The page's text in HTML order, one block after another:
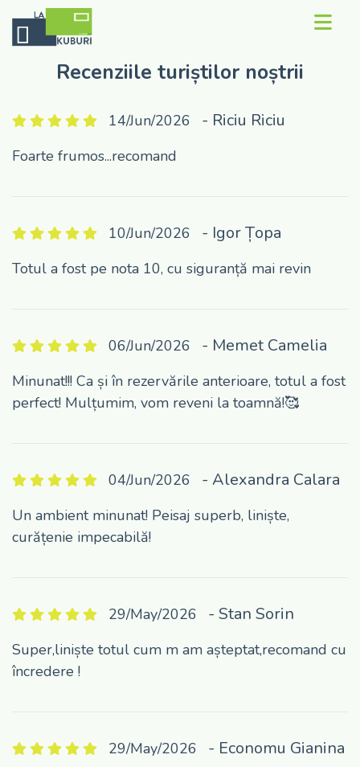
Contact
Concept
Rezerva Kub
Galerie
Despre noi
Recenziile turiștilor noștrii
14/Jun/2026 - Riciu Riciu
Foarte frumos...recomand
10/Jun/2026 - Igor Țopa
Totul a fost pe nota 10, cu siguranță mai revin
06/Jun/2026 - Memet Camelia
Minunat!!! Ca și în rezervările anterioare, totul a fost
perfect! Mulțumim, vom reveni la toamnă!🥰
04/Jun/2026 - Alexandra Calara
Un ambient minunat! Peisaj superb, liniște,
curățenie impecabilă!
29/May/2026 - Stan Sorin
Super,liniște totul cum m am așteptat,recomand cu
încredere !
29/May/2026 - Economu Gianina